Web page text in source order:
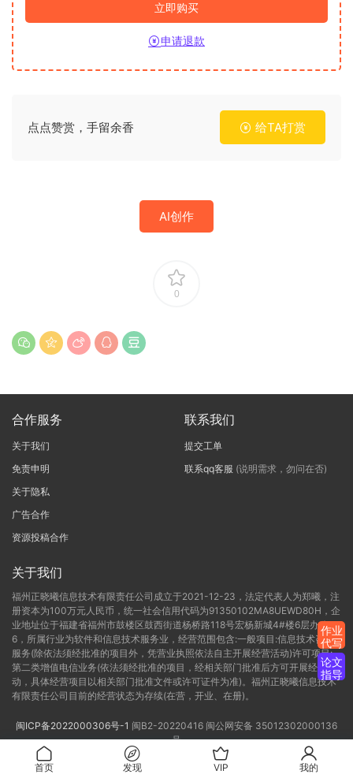
立即购买
申请退款
点点赞赏，手留余香 给TA打赏
AI创作
0
合作服务
关于我们
免责申明
关于隐私
广告合作
资源投稿合作
联系我们
提交工单
联系qq客服 (说明需求，勿问在否)
关于我们
福州正晓曦信息技术有限责任公司成立于2021-12-23，法定代表人为郑曦，注
册资本为100万元人民币，统一社会信用代码为91350102MA8UEWD80H，企
业地址位于福建省福州市鼓楼区鼓西街道杨桥路118号宏杨新城4#楼6层办公C-
6，所属行业为软件和信息技术服务业，经营范围包含:一般项目:信息技术咨询
服务(除依法须经批准的项目外，凭营业执照依法自主开展经营活动)许可项目:
第二类增值电信业务(依法须经批准的项目，经相关部门批准后方可开展经营活
动，具体经营项目以相关部门批准文件或许可证件为准)。福州正晓曦信息技术
有限责任公司目前的经营状态为存续(在营，开业、在册)。
闽ICP备2022000306号-1 闽B2-20220416 闽公网安备 35012302000136
号
作业
代写
论文
指导
首页 发现 VIP 我的